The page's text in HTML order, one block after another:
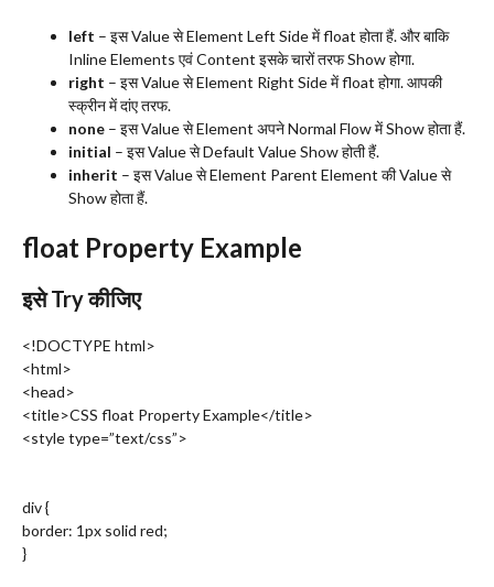
left – इस Value से Element Left Side में float होता हैं. और बाकि
Inline Elements एवं Content इसके चारों तरफ Show होगा.
right – इस Value से Element Right Side में float होगा. आपकी
स्क्रीन में दांए तरफ.
none – इस Value से Element अपने Normal Flow में Show होता हैं.
initial – इस Value से Default Value Show होती हैं.
inherit – इस Value से Element Parent Element की Value से
Show होता हैं.
float Property Example
इसे Try कीजिए
<!DOCTYPE html>
<html>
<head>
<title>CSS float Property Example</title>
<style type=”text/css”>
div {
border: 1px solid red;
}